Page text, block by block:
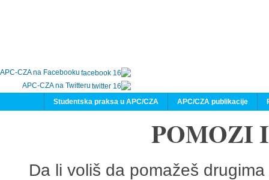
APC-CZA na Facebooku
APC-CZA na Twitteru
APC/CZA publikacije
Studentska praksa u APC/CZA
POMOZI
Da li voliš da pomažeš